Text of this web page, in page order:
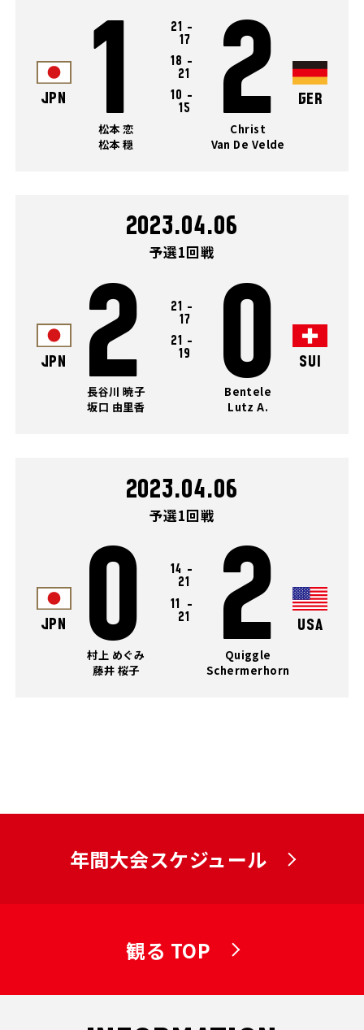
JPN 1 21 -
17
18 -
21
10 -
15
2 GER
松本 恋
松本 穏
Christ
Van De Velde
2023.04.06
予選1回戦
JPN 2 21 -
17
21 -
19
0 SUI
長谷川 暁子
坂口 由里香
Bentele
Lutz A.
2023.04.06
予選1回戦
JPN 0 14 -
21
11
-
21
2 USA
村上 めぐみ
藤井 桜子
Quiggle
Schermerhorn
年間大会スケジュール
観る TOP